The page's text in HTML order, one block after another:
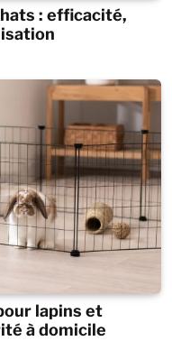
: efficacité,
lapins et
à domicile